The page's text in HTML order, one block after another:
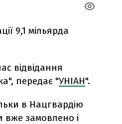
9,1 мільярда
відвідання
передає "УНІАН".
в Нацгвардію
вже замовлено і